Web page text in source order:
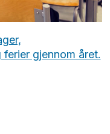
gjennom året.